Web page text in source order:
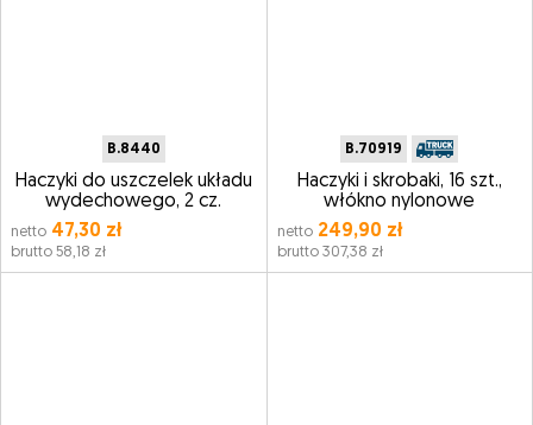
B.8440
Haczyki do uszczelek układu
wydechowego, 2 cz.
netto 47,30 zł
brutto 58,18 zł
B.70919
Haczyki i skrobaki, 16 szt.,
włókno nylonowe
netto249,90 zł
brutto 307,38 zł